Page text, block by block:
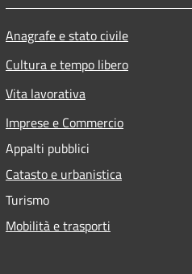
Anagrafe e stato civile
Cultura e tempo libero
Vita lavorativa
Imprese e Commercio
Appalti pubblici
Catasto e urbanistica
Turismo
Mobilità e trasporti